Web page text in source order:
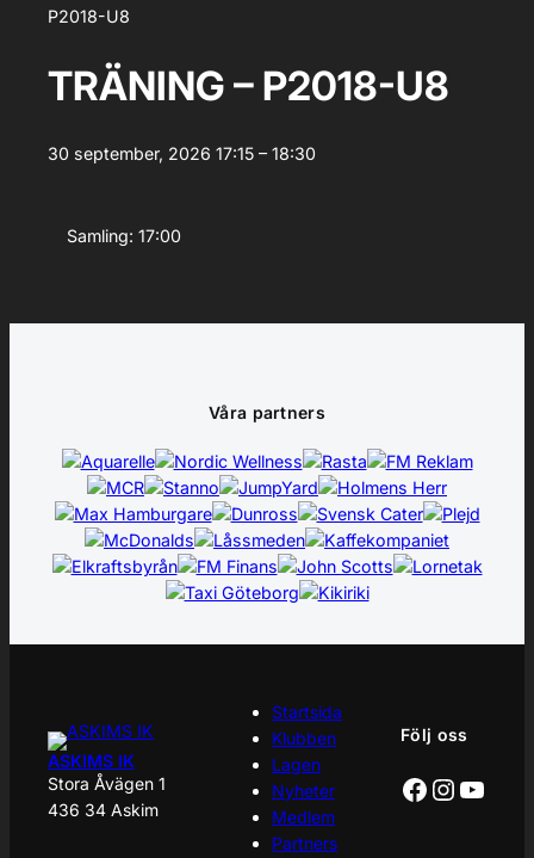
P2018-U8
TRÄNING – P2018-U8
30 september, 2026 17:15 – 18:30
Samling: 17:00
Våra partners
ASKIMS IK
Stora Åvägen 1
436 34 Askim
Startsida
Klubben
Lagen
Nyheter
Medlem
Partners
Följ oss
Facebook